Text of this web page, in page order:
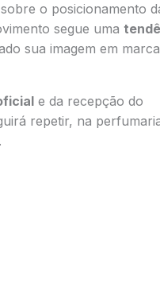
o posicionamento
segue uma
sua imagem em
e da recepção do
repetir, na